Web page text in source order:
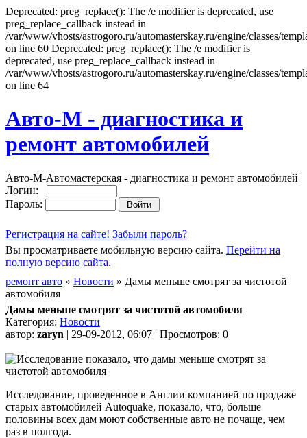
Deprecated: preg_replace(): The /e modifier is deprecated, use
preg_replace_callback instead in
/var/www/vhosts/astrogoro.ru/automasterskay.ru/engine/classes/
on line 60 Deprecated: preg_replace(): The /e modifier is
deprecated, use preg_replace_callback instead in
/var/www/vhosts/astrogoro.ru/automasterskay.ru/engine/classes/
on line 64
Авто-М - диагностика и
ремонт автомобилей
Авто-М-Автомастерская - диагностика и ремонт автомобилей
Логин:
Пароль:
Регистрация на сайте! Забыли пароль?
Вы просматриваете мобильную версию сайта. Перейти на
полную версию сайта.
ремонт авто » Новости » Дамы меньше смотрят за чистотой
автомобиля
Дамы меньше смотрят за чистотой автомобиля
Категория: Новости
автор: zaryn | 29-09-2012, 06:07 | Просмотров: 0
Исследование, проведенное в Англии компанией по продаже
старых автомобилей Autoquake, показало, что, больше
половины всех дам моют собственные авто не почаще, чем
раз в полгода.